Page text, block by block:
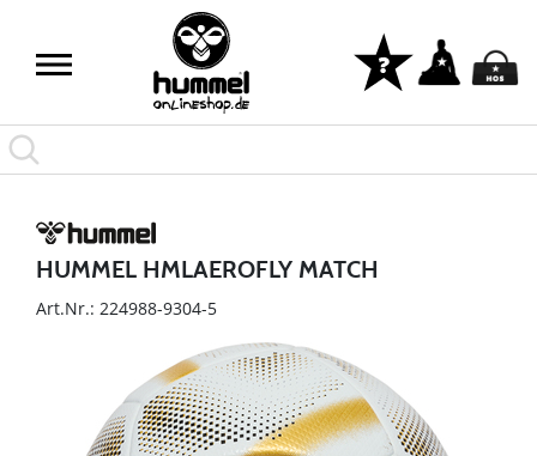
HUMMEL HMLAEROFLY MATCH
Art.Nr.: 224988-9304-5